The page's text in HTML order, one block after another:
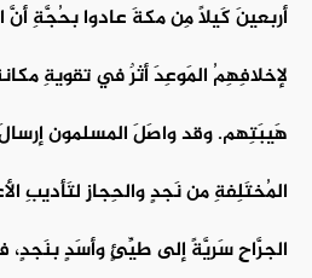
أربعينَ كَيلًا مِن مكةَ عادوا بحُجَّةِ
لإخلافِهِمُ المَوعِدَ أثرٌ في تقويةِ
هَيبَتِهم. وقد واصَلَ المسلمون إرسالَ
المُختَلِفةِ من نَجدٍ والحِجازِ لتَأديبِ
الجرَّاحِ سَريَّةً إلى طيِّئٍ وأسَدٍ بنَجدٍ،